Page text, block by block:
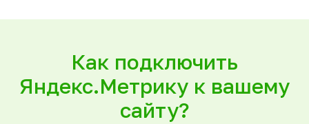
Как подключить
Яндекс.Метрику к вашему
сайту?